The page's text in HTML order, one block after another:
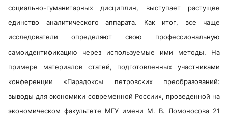
социально-гуманитарных дисциплин, выступает растущее
единство аналитического аппарата. Как итог, все чаще
исследователи определяют свою профессиональную
самоидентификацию через используемые ими методы. На
примере материалов статей, подготовленных участниками
конференции «Парадоксы петровских преобразований:
выводы для экономики современной России», проведенной на
экономическом факультете МГУ имени М. В. Ломоносова 21